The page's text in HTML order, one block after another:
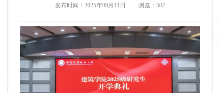
发布时间：2025年09月11日 浏览： 502